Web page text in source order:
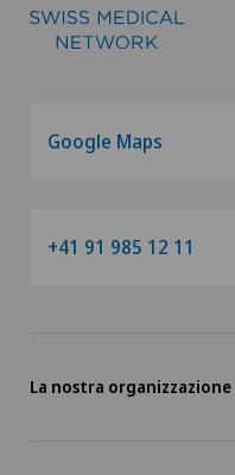
Lesione della cuffia
Lussazione
Google Maps
+41 91 985 12 11
La nostra